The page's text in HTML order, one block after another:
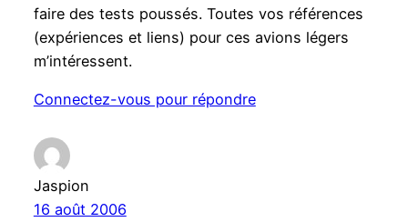
faire des tests poussés. Toutes vos références
(expériences et liens) pour ces avions légers
m’intéressent.
Connectez-vous pour répondre
Jaspion
16 août 2006